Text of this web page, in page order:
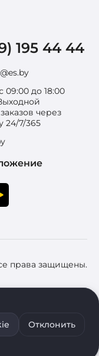
195 44 44
09:00 до 18:00
через
24/7/365
права защищены.
комитет 31
настройками
Отклонить